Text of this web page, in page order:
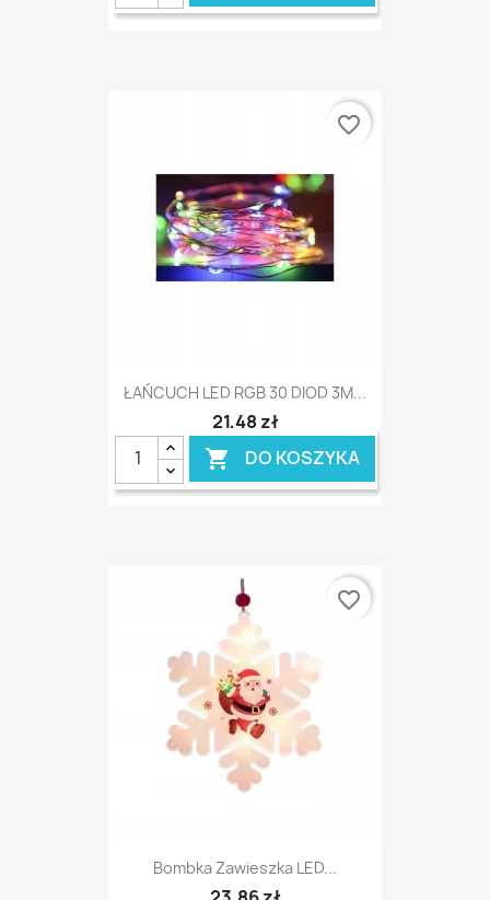
ŁAŃCUCH LED RGB 30 DIOD 3M...
21,48 zł
 DO KOSZYKA
favorite_border
Bombka Zawieszka LED...
favorite_border